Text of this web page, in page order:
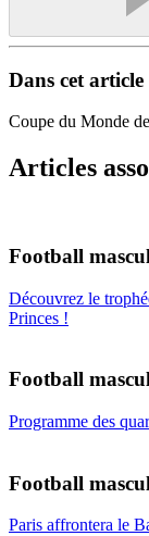
Dans cet article
Coupe du Monde
Articles
Football
Découvrez le
Princes !
Football
Programme des
Football
Paris affrontera le